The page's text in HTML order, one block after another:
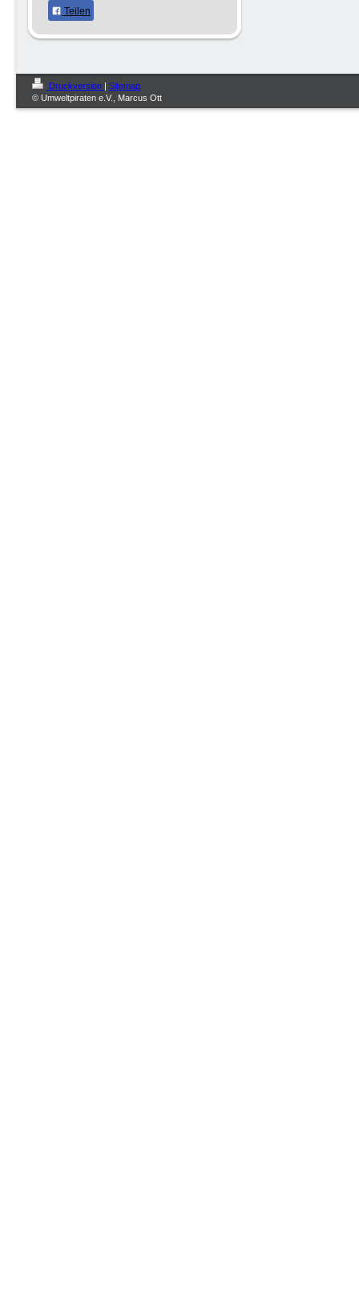
Teilen
Druckversion | Sitemap
© Umweltpiraten e.V., Marcus Ott